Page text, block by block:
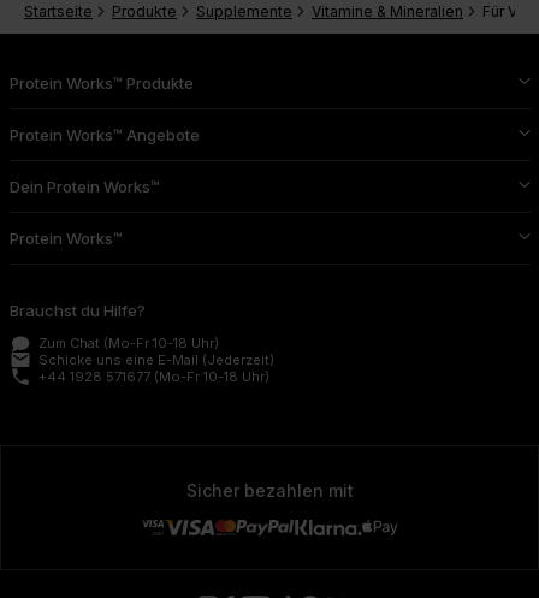
Startseite Produkte Supplemente Vitamine & Mineralien Für
Protein Works™ Produkte
Protein Works™ Angebote
Dein Protein Works™
Protein Works™
Brauchst du Hilfe?
Zum Chat (Mo-Fr 10-18 Uhr)
email Schicke uns eine E-Mail (Jederzeit)
phone +44 1928 571677 (Mo-Fr 10-18 Uhr)
Sicher bezahlen mit